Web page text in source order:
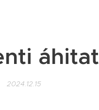
áhitat
2024.12.15